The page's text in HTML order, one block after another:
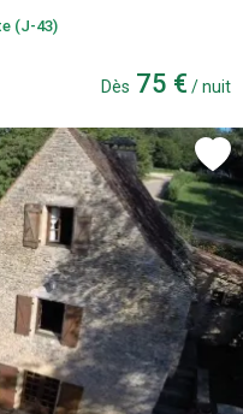
(J-43)
Dès 75 € / nuit